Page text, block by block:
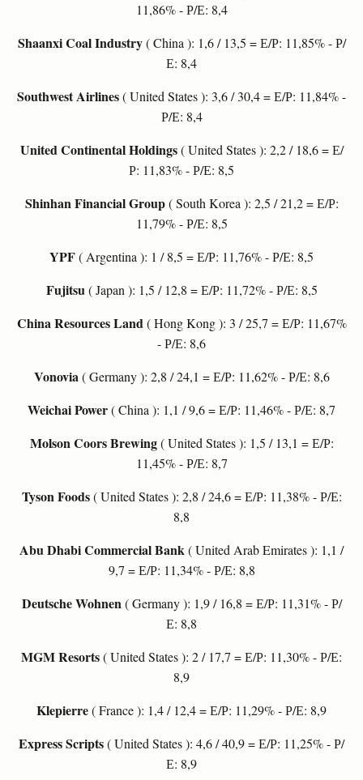
11,86% - Р/Е: 8,4
Shaanxi Coal Industry( China ): 1,6 / 13,5 = Е/Р: 11,85% - Р/
Е: 8,4
Southwest Airlines( United States ): 3,6 / 30,4 = Е/Р: 11,84% -
Р/Е: 8,4
United Continental Holdings( United States ): 2,2 / 18,6 = Е/
Р: 11,83% - Р/Е: 8,5
Shinhan Financial Group( South Korea ): 2,5 / 21,2 = Е/Р:
11,79% - Р/Е: 8,5
YPF( Argentina ): 1 / 8,5 = Е/Р: 11,76% - Р/Е: 8,5
Fujitsu ( Japan ): 1,5 / 12,8 = Е/Р: 11,72% - Р/Е: 8,5
China Resources Land ( Hong Kong ): 3 / 25,7 = Е/Р: 11,67%
- Р/Е: 8,6
Vonovia ( Germany ): 2,8 / 24,1 = Е/Р: 11,62% - Р/Е: 8,6
Weichai Power( China ): 1,1 / 9,6 = Е/Р: 11,46% - Р/Е: 8,7
Molson Coors Brewing( United States ): 1,5 / 13,1 = Е/Р:
11,45% - Р/Е: 8,7
Tyson Foods( United States ): 2,8 / 24,6 = Е/Р: 11,38% - Р/Е:
8,8
Abu Dhabi Commercial Bank( United Arab Emirates ): 1,1 /
9,7 = Е/Р: 11,34% - Р/Е: 8,8
Deutsche Wohnen ( Germany ): 1,9 / 16,8 = Е/Р: 11,31% - Р/
Е: 8,8
MGM Resorts( United States ): 2 / 17,7 = Е/Р: 11,30% - Р/Е:
8,9
Klepierre( France ): 1,4 / 12,4 = Е/Р: 11,29% - Р/Е: 8,9
Express Scripts( United States ): 4,6 / 40,9 = Е/Р: 11,25% - Р/
Е: 8,9